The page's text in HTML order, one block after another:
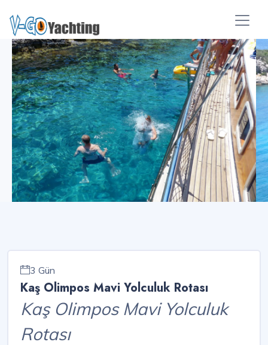
3 Gün
Kaş Olimpos Mavi Yolculuk Rotası
Kaş Olimpos Mavi Yolculuk
Rotası